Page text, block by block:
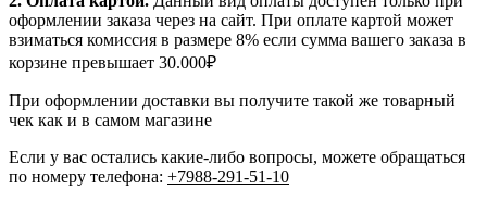
оформлении заказа через на сайт. При оплате картой может
взиматься комиссия в размере 8% если сумма вашего заказа в
корзине превышает 30.000₽
При оформлении доставки вы получите такой же товарный
чек как и в самом магазине
Если у вас остались какие-либо вопросы, можете обращаться
по номеру телефона: +7988-291-51-10